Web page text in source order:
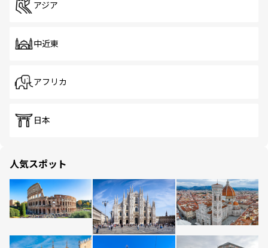
アジア
中近東
アフリカ
日本
人気スポット